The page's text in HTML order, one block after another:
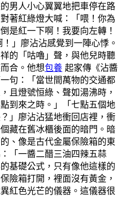
男人小心翼翼地把車停在路
著紅綠燈大喊：「喂！你為
是紅一下啊！我要向左轉！
！」廖沾沾感覺到一陣心悸。
的「咕嚕」聲，與他兒時聽
合。他想包養 起家傳《沾醬
句：「當世間萬物的交通都
且燈號恒綠、聲如湯沸時，
到來之時。」「七點五個地
」廖沾沾猛地衝回店裡，衝
藏在舊冰櫃後面的暗門。暗
、像是古代金屬保險箱的東
「一醬二醋三油四辣五蒜
基礎公式，只有像他這樣的
險箱打開，裡面沒有黃金，
紅色光芒的儀器。這儀器很